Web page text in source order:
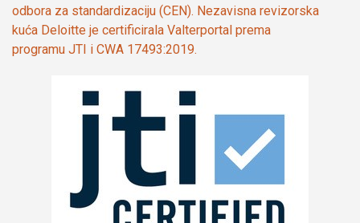
odbora za standardizaciju (CEN). Nezavisna revizorska
kuća Deloitte je certificirala Valterportal prema
programu JTI i CWA 17493:2019.